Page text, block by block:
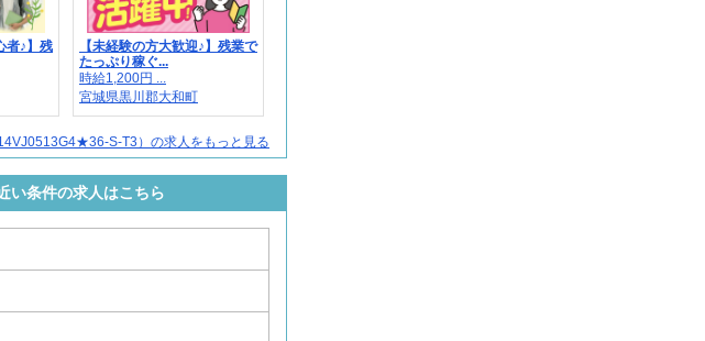
者♪】残
【未経験の方大歓迎♪】残業で
たっぷり稼ぐ...
時給1,200円 ...
宮城県黒川郡大和町
S-T3）の求人をもっと見る
い条件の求人はこちら